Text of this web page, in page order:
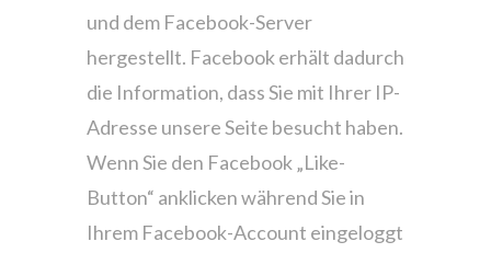
und dem Facebook-Server
hergestellt. Facebook erhält dadurch
die Information, dass Sie mit Ihrer IP-
Adresse unsere Seite besucht haben.
Wenn Sie den Facebook „Like-
Button“ anklicken während Sie in
Ihrem Facebook-Account eingeloggt